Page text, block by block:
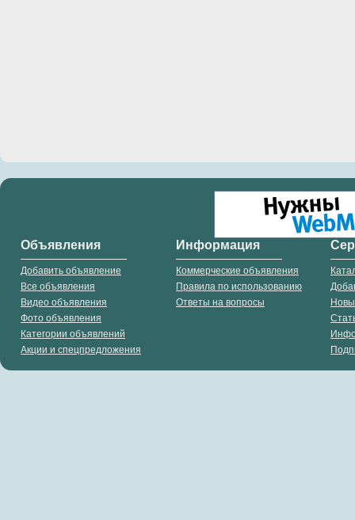
Объявления
Добавить объявление
Все объявления
Видео объявления
Фото объявления
Категории объявлений
Акции и спецпредложения
Информация
Коммерческие объявления
Правила по использованию
Ответы на вопросы